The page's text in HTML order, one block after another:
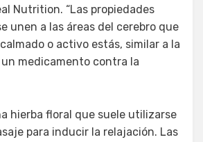
Nutrition. “Las propiedades
unen a las áreas del cerebro que
o activo estás, similar a la
medicamento contra la
hierba floral que suele utilizarse
para inducir la relajación. Las